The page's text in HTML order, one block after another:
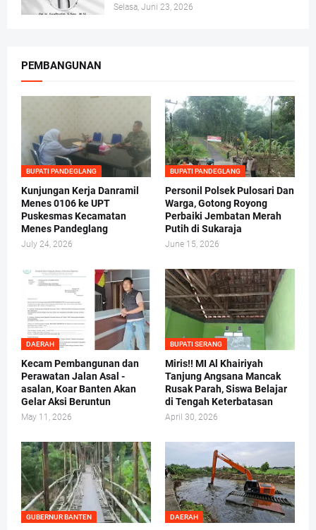
Selasa, Juni 23, 2026
PEMBANGUNAN
BUPATI PANDEGLANG
Kunjungan Kerja Danramil
Menes 0106 ke UPT
Puskesmas Kecamatan
Menes Pandeglang
July 24, 2026
BUPATI PANDEGLANG
Personil Polsek Pulosari Dan
Warga, Gotong Royong
Perbaiki Jembatan Merah
Putih di Sukaraja
June 15, 2026
DAERAH
Kecam Pembangunan dan
Perawatan Jalan Asal -
asalan, Koar Banten Akan
Gelar Aksi Beruntun
May 11, 2026
BUPATI SERANG
Miris!! MI Al Khairiyah
Tanjung Angsana Mancak
Rusak Parah, Siswa Belajar
di Tengah Keterbatasan
April 30, 2026
GUBERNUR BANTEN DAERAH